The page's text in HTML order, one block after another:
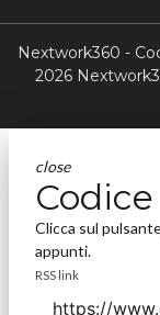
Nextwork360 -
2026
close
Codice
Clicca sul
appunti.
RSS link